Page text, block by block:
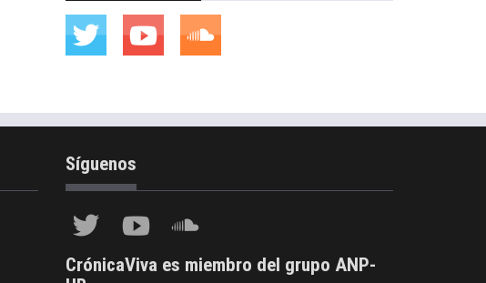
Síguenos
CrónicaViva es miembro del grupo ANP-